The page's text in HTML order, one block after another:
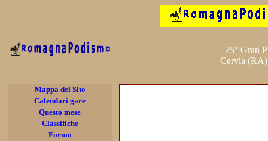
25° Gran
Cervia
Mappa del Sito
Calendari gare
Questo mese
Classifiche
Forum